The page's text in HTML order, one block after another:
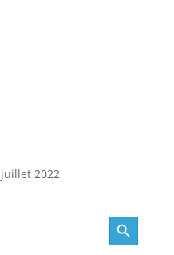
2022
Search Button